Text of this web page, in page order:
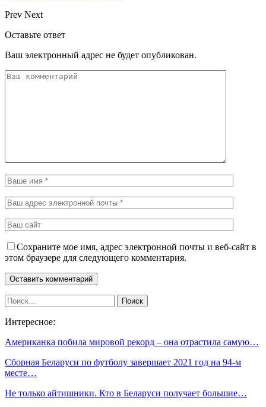
Prev Next
Оставьте ответ
Ваш электронный адрес не будет опубликован.
Сохраните мое имя, адрес электронной почты и веб-сайт в
этом браузере для следующего комментария.
Интересное:
Американка побила мировой рекорд – она отрастила самую…
Сборная Беларуси по футболу завершает 2021 год на 94-м
месте…
Не только айтишники. Кто в Беларуси получает большие…